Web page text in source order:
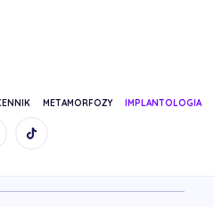
METAMORFOZY IMPLANTOLOGIA